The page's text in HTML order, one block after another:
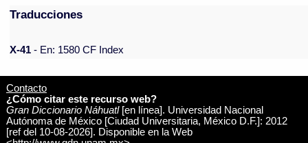
Traducciones
X-41 - En: 1580 CF Index
Contacto
¿Cómo citar este recurso web?
Gran Diccionario Náhuatl[en línea]. Universidad Nacional
Autónoma de México [Ciudad Universitaria, México D.F.]: 2012
[ref del 10-08-2026]. Disponible en la Web